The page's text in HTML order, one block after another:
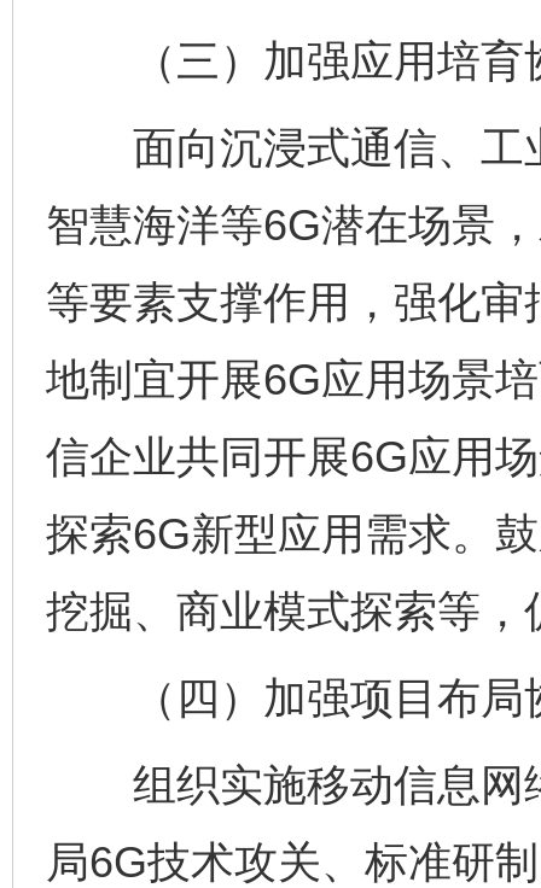
（三）加强应用培育
面向沉浸式通信、工
智慧海洋等6G潜在场景
等要素支撑作用，强化
地制宜开展6G应用场景
信企业共同开展6G应用
探索6G新型应用需求。
挖掘、商业模式探索等
（四）加强项目布局
组织实施移动信息网
局6G技术攻关、标准研